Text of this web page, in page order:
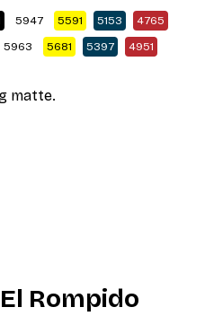
5947 5591 5153 4765
5963 5681 5397 4951
matte.
Rompido